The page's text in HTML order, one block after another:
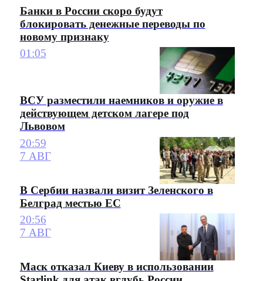
Банки в России скоро будут
блокировать денежные переводы по
новому признаку
01:05
ВСУ разместили наемников и оружие в
действующем детском лагере под
Львовом
20:59
7 АВГ
В Сербии назвали визит Зеленского в
Белград местью ЕС
20:56
7 АВГ
Маск отказал Киеву в использовании